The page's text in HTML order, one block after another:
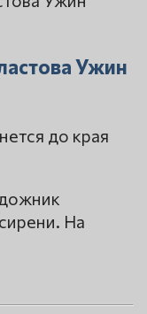
Ужин
до края
На